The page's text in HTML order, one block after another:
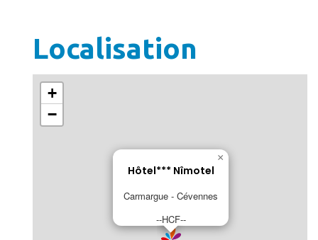
Localisation
Hôtel*** Nîmotel
Carmargue - Cévennes
--HCF--
×
+
−